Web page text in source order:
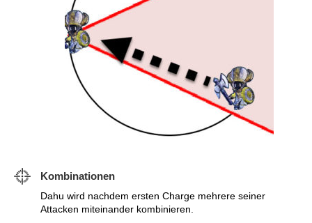
Kombinationen
Dahu wird nachdem ersten Charge mehrere seiner
Attacken miteinander kombinieren.